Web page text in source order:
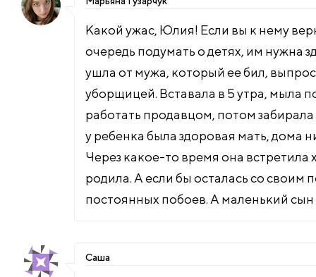
Какой ужас, Юлия! Если вы к нему
очередь подумать о детях, им нужна
ушла от мужа, который ее бил,
уборщицей. Вставала в 5 утра, мыла
работать продавцом, потом
у ребенка была здоровая мать, дома
Через какое-то время она
родила. А если бы осталась со
постоянных побоев. А маленький
Саша